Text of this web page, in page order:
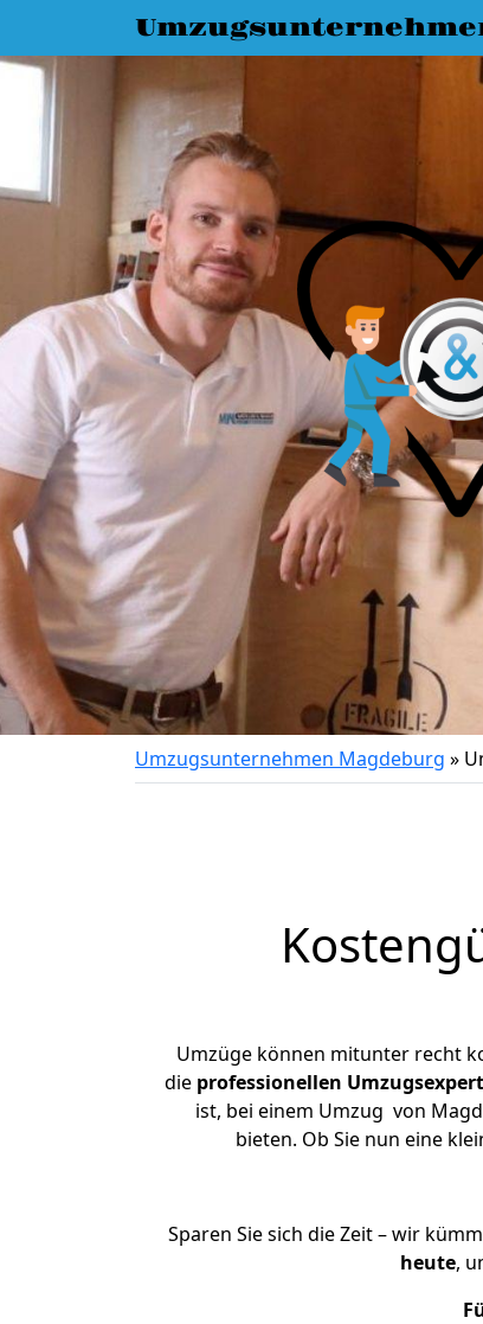
Umzugsunternehmen Magdeburg »
Umzüge können mitunter recht
die professionellen
ist, bei einem Umzug von
bieten. Ob Sie nun eine
Sparen Sie sich die Zeit – wir
heute,